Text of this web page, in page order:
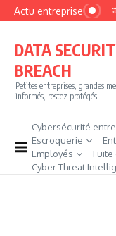
Aller au contenu
Actu entreprise
Comment devenir
DATA
BREACH
Petites entreprises, grandes
informés, restez protégés
Cybersécurité
Escroquerie
Employés
Cyber Threat